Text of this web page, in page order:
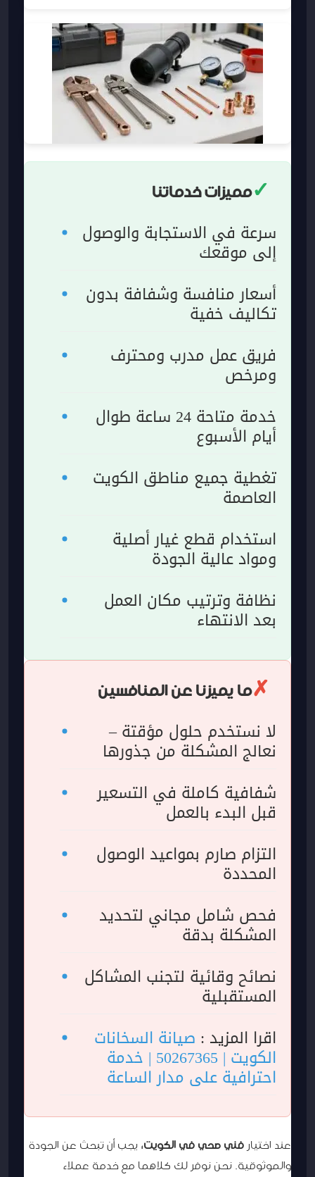
مميزات خدماتنا
سرعة في الاستجابة والوصول
إلى موقعك
أسعار منافسة وشفافة بدون
تكاليف خفية
فريق عمل مدرب ومحترف
ومرخص
خدمة متاحة 24 ساعة طوال
أيام الأسبوع
تغطية جميع مناطق الكويت
العاصمة
استخدام قطع غيار أصلية
ومواد عالية الجودة
نظافة وترتيب مكان العمل
بعد الانتهاء
ما يميزنا عن المنافسين
لا نستخدم حلول مؤقتة –
نعالج المشكلة من جذورها
شفافية كاملة في التسعير
قبل البدء بالعمل
التزام صارم بمواعيد الوصول
المحددة
فحص شامل مجاني لتحديد
المشكلة بدقة
نصائح وقائية لتجنب المشاكل
المستقبلية
اقرا المزيد : صيانة السخانات
الكويت | 50267365 | خدمة
احترافية على مدار الساعة
عند اختيار فني صحي في الكويت، يجب أن تبحث عن الجودة
والموثوقية. نحن نوفر لك كلاهما مع خدمة عملاء